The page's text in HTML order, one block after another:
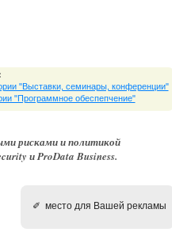
"Выставки, cеминары, конференции"
"Программное обеспепчение"
рисками и политикой
и ProData Business.
✐ место для Вашей рекламы